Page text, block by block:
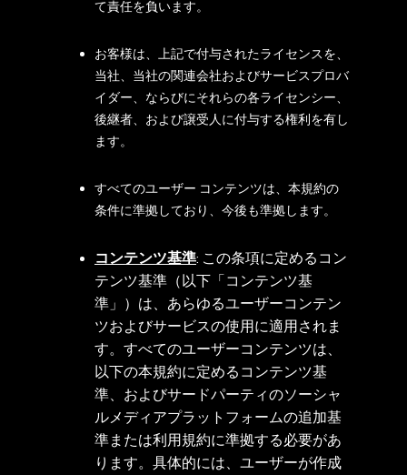
て責任を負います。
お客様は、上記で付与されたライセンスを、
当社、当社の関連会社およびサービスプロバ
イダー、ならびにそれらの各ライセンシー、
後継者、および譲受人に付与する権利を有し
ます。
すべてのユーザー コンテンツは、本規約の
条件に準拠しており、今後も準拠します。
コンテンツ基準: この条項に定めるコン
テンツ基準（以下「コンテンツ基
準」）は、あらゆるユーザーコンテン
ツおよびサービスの使用に適用されま
す。すべてのユーザーコンテンツは、
以下の本規約に定めるコンテンツ基
準、およびサードパーティのソーシャ
ルメディアプラットフォームの追加基
準または利用規約に準拠する必要があ
ります。具体的には、ユーザーが作成